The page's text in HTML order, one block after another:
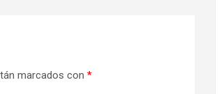
marcados con *